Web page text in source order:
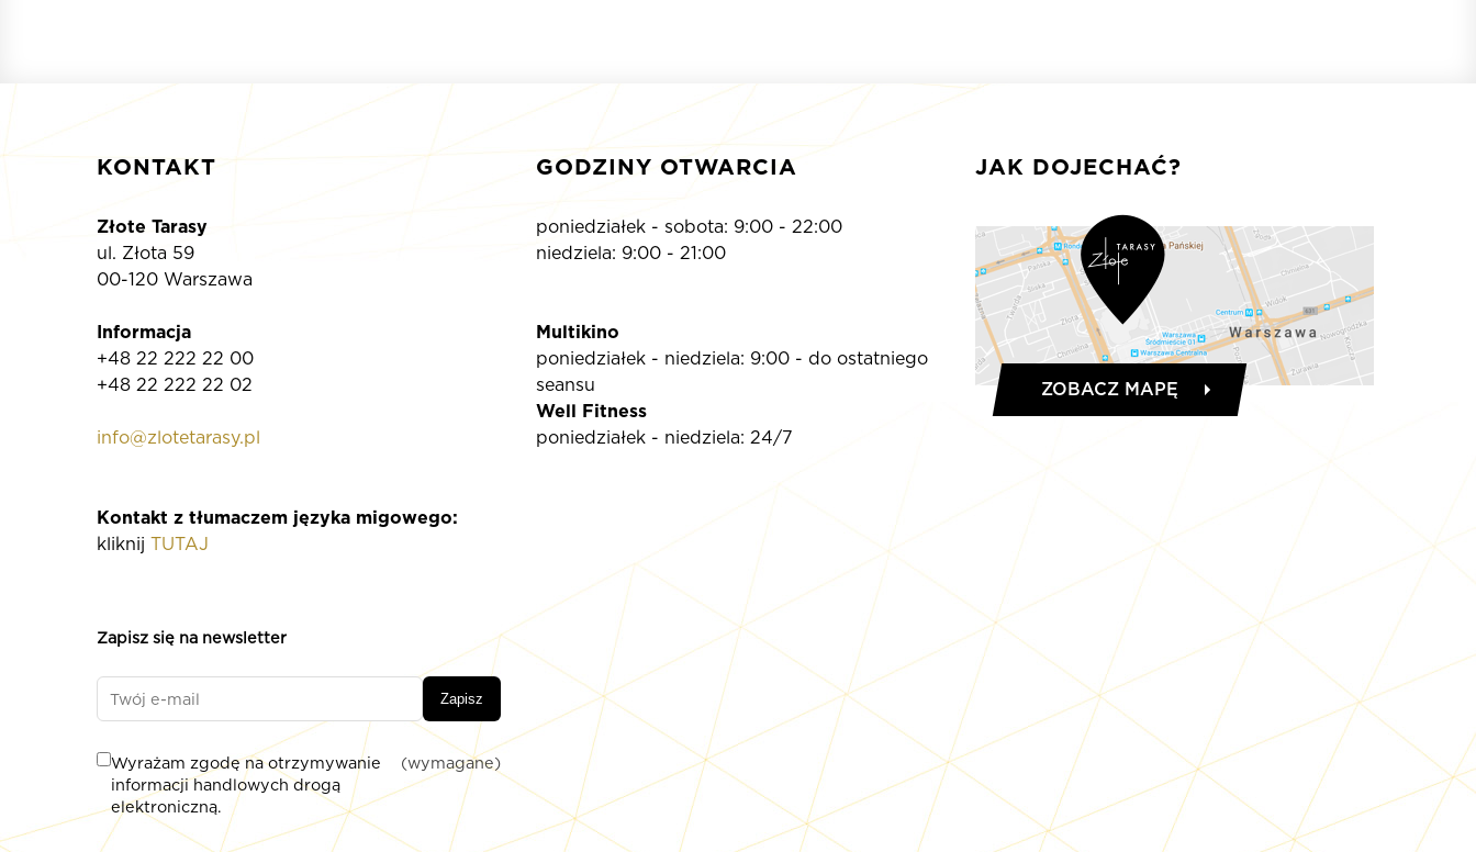
KONTAKT
Złote Tarasy
ul. Złota 59
00-120 Warszawa
Informacja
+48 22 222 22 00
+48 22 222 22 02
info@zlotetarasy.pl
Kontakt z tłumaczem języka migowego:
kliknij TUTAJ
Zapisz się na newsletter
Zapisz
Wyrażam zgodę na otrzymywanie
informacji handlowych drogą
elektroniczną.
(wymagane)
GODZINY OTWARCIA
poniedziałek - sobota: 9:00 - 22:00
niedziela: 9:00 - 21:00
Multikino
poniedziałek - niedziela: 9:00 - do ostatniego
seansu
Well Fitness
poniedziałek - niedziela: 24/7
JAK DOJECHAĆ?
ZOBACZ MAPĘ